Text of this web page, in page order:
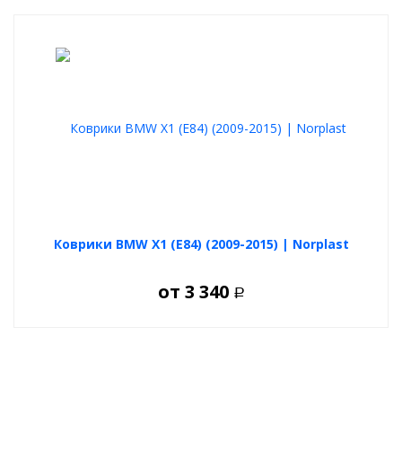
Коврики BMW X1 (E84) (2009-2015) | Norplast
от 3 340 Р